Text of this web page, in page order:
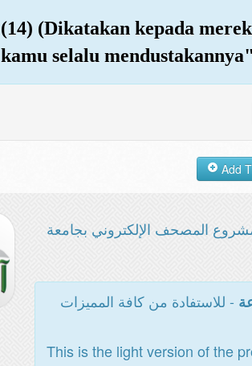
(14) (Dikatakan kepada
kamu selalu
المصحف الإلكتروني بجامعة
- للاستفادة من كافة المميزات
This is the light version of the